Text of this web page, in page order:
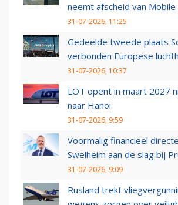
neemt afscheid van Mobile
31-07-2026, 11:25
Gedeelde tweede plaats
verbonden Europese
31-07-2026, 10:37
LOT opent in maart 2027
naar Hanoi
31-07-2026, 9:59
Voormalig financieel
Swelheim aan de slag bij
31-07-2026, 9:09
Rusland trekt